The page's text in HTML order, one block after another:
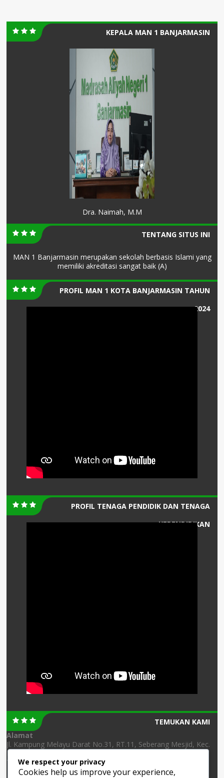
KEPALA MAN 1 BANJARMASIN
Dra. Naimah, M.M
TENTANG SITUS INI
MAN 1 Banjarmasin merupakan sekolah berbasis Islami yang
memiliki akreditasi sangat baik (A)
PROFIL MAN 1 KOTA BANJARMASIN TAHUN
2024
PROFIL TENAGA PENDIDIK DAN TENAGA
KEPENDIDIKAN
TEMUKAN KAMI
Alamat
Jl. Kampung Melayu Darat No.31, RT.11, Seberang Mesjid, Kec.
Banjarmasin Tengah, Kota Banjarmasin, Kalimantan Selatan
70123We respect your privacy
Cookies help us improve your experience,